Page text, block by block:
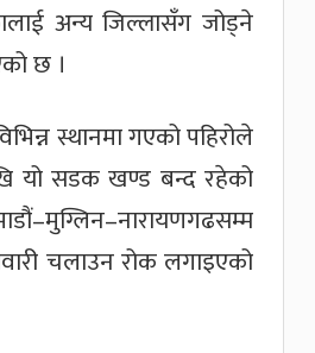
अन्य जिल्लासँग जोड्ने
छ ।
स्थानमा गएको पहिरोले
यो सडक खण्ड बन्द रहेको
चलाउन रोक लगाइएको